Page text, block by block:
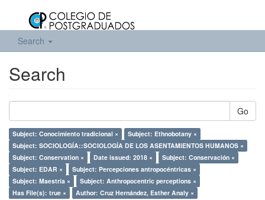
Search
Search
Go
Subject: Conocimiento tradicional ×
Subject: Ethnobotany ×
Subject: SOCIOLOGÍA::SOCIOLOGÍA DE LOS ASENTAMIENTOS HUMANOS ×
Subject: Conservation ×
Date issued: 2018 ×
Subject: Conservación ×
Subject: EDAR ×
Subject: Percepciones antropocéntricas ×
Subject: Maestría ×
Subject: Anthropocentric perceptions ×
Has File(s): true ×
Author: Cruz Hernández, Esther Analy ×